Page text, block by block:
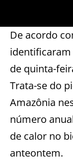
De acordo
identificaram
de quinta-
Trata-se do
Amazônia
número
de calor no
anteontem.